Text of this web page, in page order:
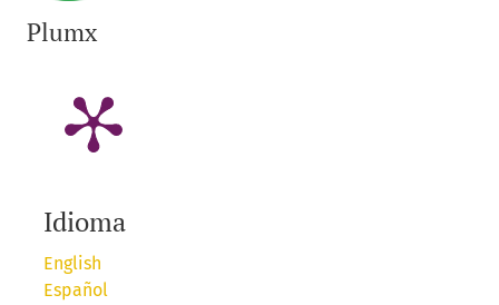
Plumx
Idioma
English
Español